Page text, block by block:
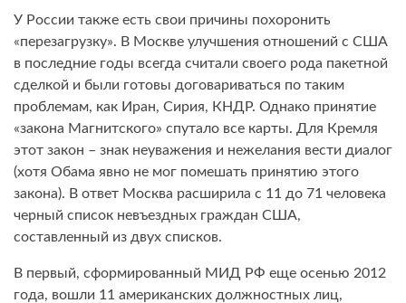
У России также есть свои причины похоронить
«перезагрузку». В Москве улучшения отношений с США
в последние годы всегда считали своего рода пакетной
сделкой и были готовы договариваться по таким
проблемам, как Иран, Сирия, КНДР. Однако принятие
«закона Магнитского» спутало все карты. Для Кремля
этот закон – знак неуважения и нежелания вести диалог
(хотя Обама явно не мог помешать принятию этого
закона). В ответ Москва расширила с 11 до 71 человека
черный список невъездных граждан США,
составленный из двух списков.
В первый, сформированный МИД РФ еще осенью 2012
года, вошли 11 американских должностных лиц,